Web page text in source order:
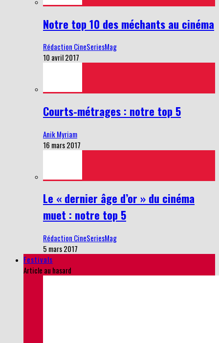
Notre top 10 des méchants au cinéma
Rédaction CineSeriesMag
10 avril 2017
Courts-métrages : notre top 5
Anik Myriam
16 mars 2017
Le « dernier âge d’or » du cinéma
muet : notre top 5
Rédaction CineSeriesMag
5 mars 2017
Festivals
Article au hasard